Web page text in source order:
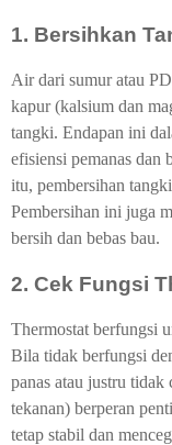
1. Bersihkan
Air dari sumur atau
kapur (kalsium dan
tangki. Endapan ini
efisiensi pemanas dan
itu, pembersihan
Pembersihan ini juga
bersih dan bebas bau.
2. Cek Fungsi
Thermostat berfungsi
Bila tidak berfungsi
panas atau justru tidak
tekanan) berperan
tetap stabil dan